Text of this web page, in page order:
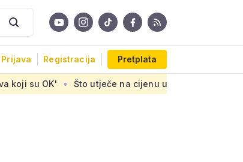
Prijava Registracija Pretplata
Što utječe na cijenu uređaja za pročišćavanje